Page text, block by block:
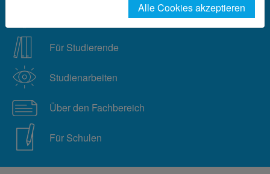
Design studieren in Krefeld
Für Studierende
Studienarbeiten
Über den Fachbereich
Für Schulen
Alle Cookies akzeptieren